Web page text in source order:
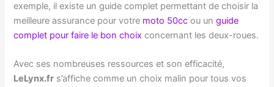
exemple, il existe un guide complet permettant de choisir la
meilleure assurance pour votre moto 50cc ou unguide
complet pour faire le bon choix concernant les deux-roues.
Avec ses nombreuses ressources et son efficacité,
LeLynx.fr s’affiche comme un choix malin pour tous vos